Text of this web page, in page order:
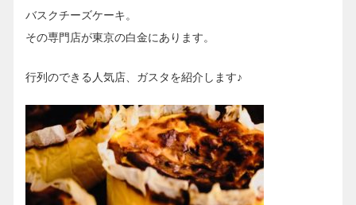
バスクチーズケーキ。
その専門店が東京の白金にあります。
行列のできる人気店、ガスタを紹介します♪